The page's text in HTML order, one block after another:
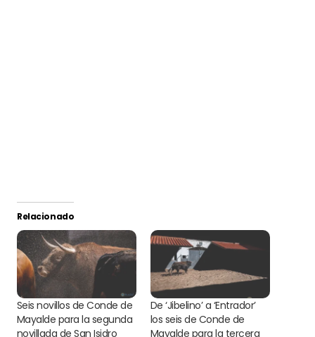
Relacionado
Seis novillos de Conde de
Mayalde para la segunda
novillada de San Isidro
De ‘Jibelino’ a ‘Entrador’
los seis de Conde de
Mayalde para la tercera